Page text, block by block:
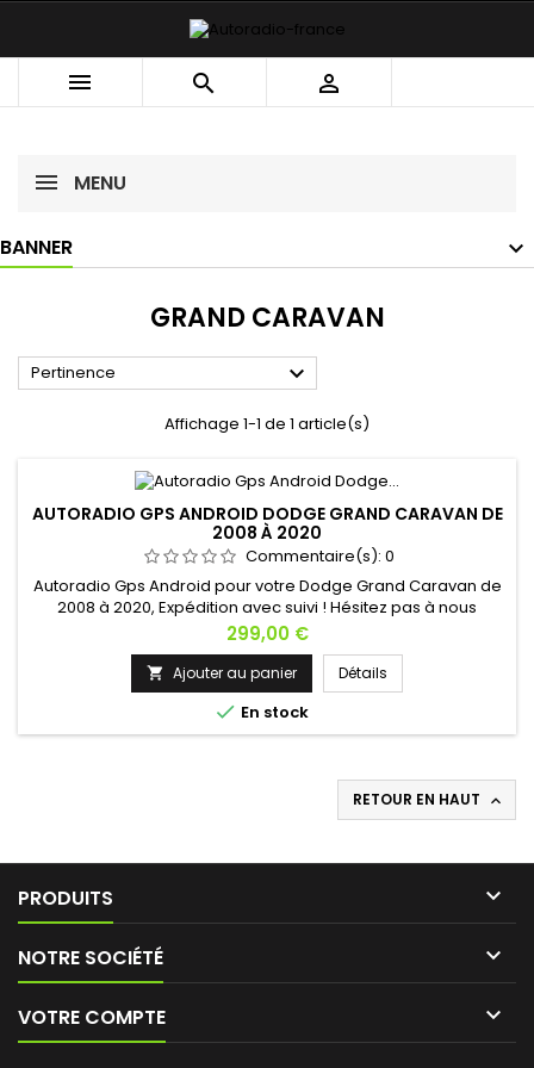
  
MENU
BANNER
GRAND CARAVAN
Pertinence 
Affichage 1-1 de 1 article(s)
AUTORADIO GPS ANDROID DODGE GRAND CARAVAN DE
2008 À 2020
Commentaire(s): 0
Autoradio Gps Android pour votre Dodge Grand Caravan de
2008 à 2020, Expédition avec suivi ! Hésitez pas à nous
contacter si vous avez une question !
Prix
299,00 €
 Ajouter au panier Détails
 En stock
RETOUR EN HAUT 
PRODUITS 
NOTRE SOCIÉTÉ 
VOTRE COMPTE 